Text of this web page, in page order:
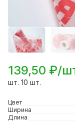
139,50 ₽/
шт. 10 шт.
Цвет
Ширина
Длина